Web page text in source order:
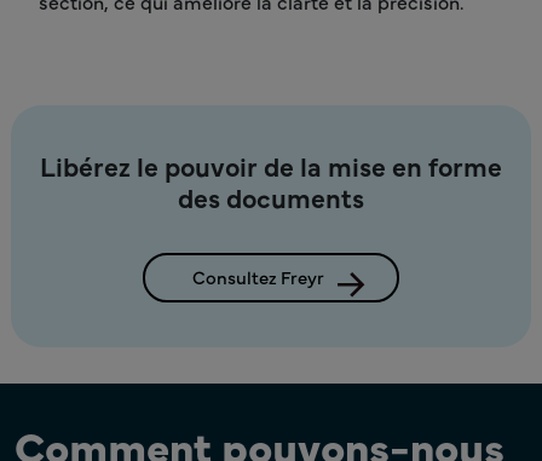
Libérez le pouvoir de la mise en forme
des documents
Consultez Freyr
Comment pouvons-nous